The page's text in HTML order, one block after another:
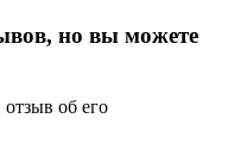
но вы можете
об его